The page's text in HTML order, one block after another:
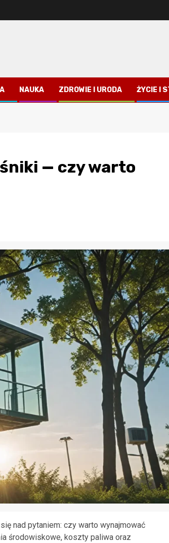
NAUKA ZDROWIE I URODA ŻYCIE I
— czy warto
nad pytaniem: czy warto wynajmować
środowiskowe, koszty paliwa oraz